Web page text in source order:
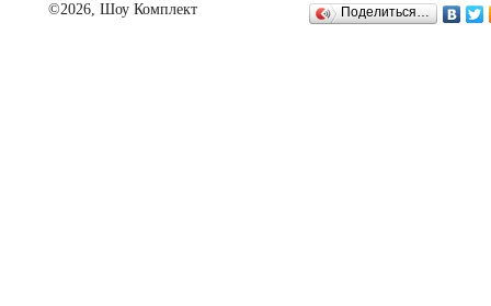
©2026, Шоу Комплект Поделиться…